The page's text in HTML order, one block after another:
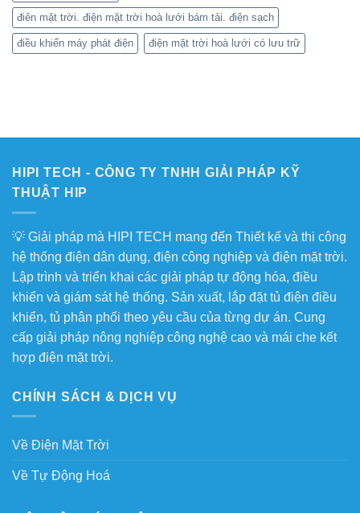
điên mặt trời. điện mặt trời hoà lưới bám tải. điện sạch
điều khiển máy phát điện điện mặt trời hoà lưới có lưu trữ
HIPI TECH - CÔNG TY TNHH GIẢI PHÁP KỸ
THUẬT HIP
💡 Giải pháp mà HIPI TECH mang đến Thiết kế và thi công
hệ thống điện dân dụng, điện công nghiệp và điện mặt trời.
Lập trình và triển khai các giải pháp tự động hóa, điều
khiển và giám sát hệ thống. Sản xuất, lắp đặt tủ điện điều
khiển, tủ phân phối theo yêu cầu của từng dự án. Cung
cấp giải pháp nông nghiệp công nghệ cao và mái che kết
hợp điện mặt trời.
CHÍNH SÁCH & DỊCH VỤ
Về Điện Mặt Trời
Về Tự Động Hoá